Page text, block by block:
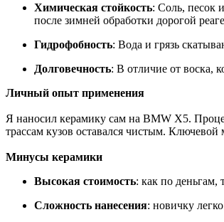
Химическая стойкость: Соль, песок
после зимней обработки дорогой
Гидрофобность: Вода и грязь
Долговечность: В отличие от воска,
Личный опыт применения
Я наносил керамику сам на BMW X5.
трассам кузов оставался чистым.
Минусы керамики
Высокая стоимость: как по деньгам,
Сложность нанесения: новичку